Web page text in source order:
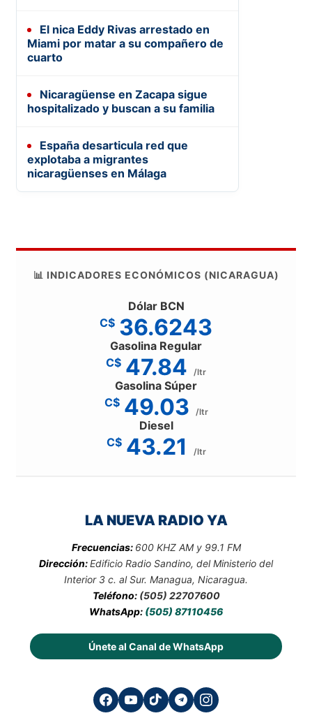
El nica Eddy Rivas arrestado en
Miami por matar a su compañero de
cuarto
Nicaragüense en Zacapa sigue
hospitalizado y buscan a su familia
España desarticula red que
explotaba a migrantes
nicaragüenses en Málaga
📊 INDICADORES ECONÓMICOS (NICARAGUA)
Dólar BCN
C$ 36.6243
Gasolina Regular
C$ 47.84 /ltr
Gasolina Súper
C$ 49.03 /ltr
Diesel
C$ 43.21 /ltr
LA NUEVA RADIO YA
Frecuencias: 600 KHZ AM y 99.1 FM
Dirección:Edificio Radio Sandino, del Ministerio del
Interior 3 c. al Sur. Managua, Nicaragua.
Teléfono: (505) 22707600
WhatsApp: (505) 87110456
Únete al Canal de WhatsApp